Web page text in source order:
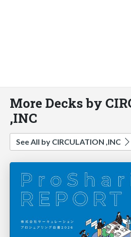
More Decks by
,INC
See All by CIRCULATION ,INC